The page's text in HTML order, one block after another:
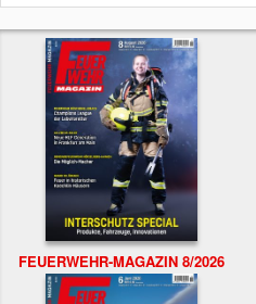
FEUERWEHR-MAGAZIN 8/2026